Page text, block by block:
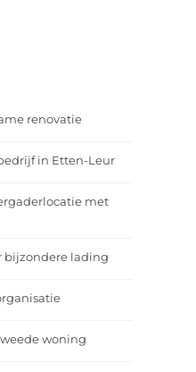
renovatie
in Etten-Leur
met
bijzondere lading
woning